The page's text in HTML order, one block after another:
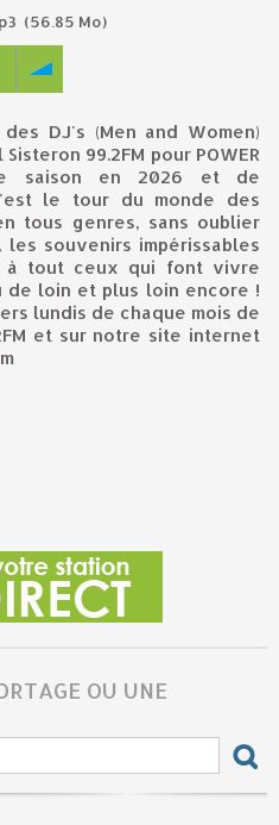
(56.85 Mo)
99.2FM pour POWER
saison en 2026 et de
le tour du monde des
tous genres, sans oublier
souvenirs impérissables
à tout ceux qui font vivre
de loin et plus loin encore !
lundis de chaque mois de
et sur notre site internet
OU UNE